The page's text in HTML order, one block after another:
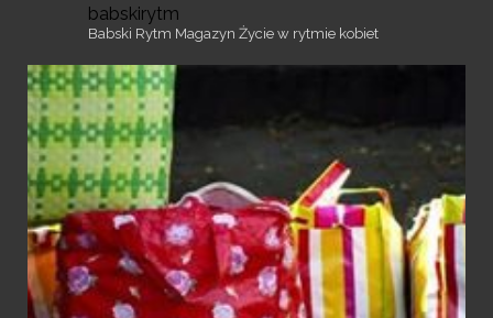
babskirytm
Babski Rytm Magazyn Życie w rytmie kobiet